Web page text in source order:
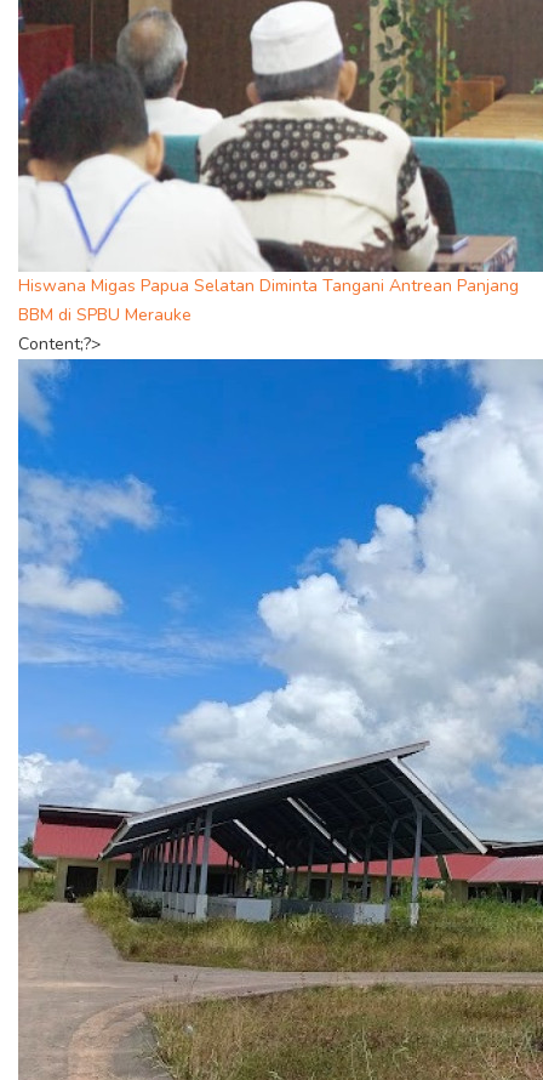
Hiswana Migas Papua Selatan Diminta Tangani Antrean Panjang
BBM di SPBU Merauke
Content;?>